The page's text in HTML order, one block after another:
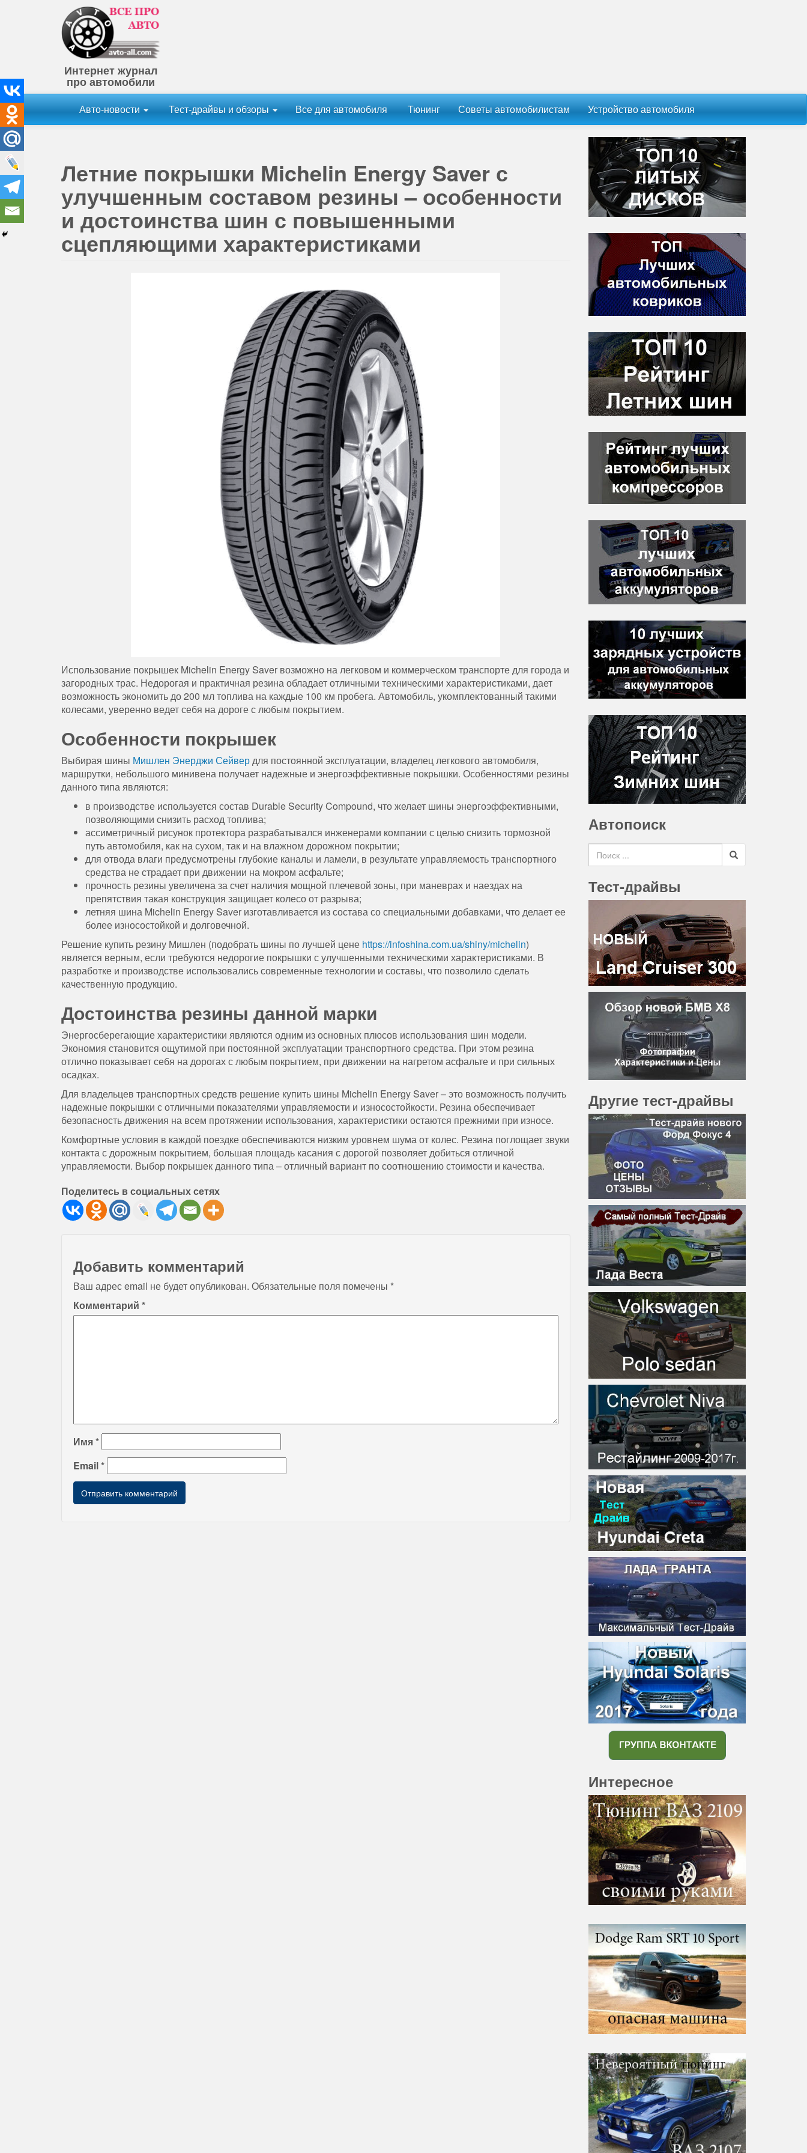
Интернет журнал
про автомобили
Авто-новости Тест-драйвы и обзоры Все для автомобиля Тюнинг Советы автомобилистам Устройство автомобиля
Летние покрышки Michelin Energy Saver с
улучшенным составом резины – особенности
и достоинства шин с повышенными
сцепляющими характеристиками
Использование покрышек Michelin Energy Saver возможно на легковом и коммерческом транспорте для города и
загородных трас. Недорогая и практичная резина обладает отличными техническими характеристиками, дает
возможность экономить до 200 мл топлива на каждые 100 км пробега. Автомобиль, укомплектованный такими
колесами, уверенно ведет себя на дороге с любым покрытием.
Особенности покрышек
Выбирая шины Мишлен Энерджи Сейвердля постоянной эксплуатации, владелец легкового автомобиля,
маршрутки, небольшого минивена получает надежные и энергоэффективные покрышки. Особенностями резины
данного типа являются:
в производстве используется состав Durable Security Compound, что желает шины энергоэффективными,
позволяющими снизить расход топлива;
ассиметричный рисунок протектора разрабатывался инженерами компании с целью снизить тормозной
путь автомобиля, как на сухом, так и на влажном дорожном покрытии;
для отвода влаги предусмотрены глубокие каналы и ламели, в результате управляемость транспортного
средства не страдает при движении на мокром асфальте;
прочность резины увеличена за счет наличия мощной плечевой зоны, при маневрах и наездах на
препятствия такая конструкция защищает колесо от разрыва;
летняя шина Michelin Energy Saver изготавливается из состава со специальными добавками, что делает ее
более износостойкой и долговечной.
Решение купить резину Мишлен (подобрать шины по лучшей цене https://infoshina.com.ua/shiny/michelin)
является верным, если требуются недорогие покрышки с улучшенными техническими характеристиками. В
разработке и производстве использовались современные технологии и составы, что позволило сделать
качественную продукцию.
Достоинства резины данной марки
Энергосберегающие характеристики являются одним из основных плюсов использования шин модели.
Экономия становится ощутимой при постоянной эксплуатации транспортного средства. При этом резина
отлично показывает себя на дорогах с любым покрытием, при движении на нагретом асфальте и при сильных
осадках.
Для владельцев транспортных средств решение купить шины Michelin Energy Saver – это возможность получить
надежные покрышки с отличными показателями управляемости и износостойкости. Резина обеспечивает
безопасность движения на всем протяжении использования, характеристики остаются прежними при износе.
Комфортные условия в каждой поездке обеспечиваются низким уровнем шума от колес. Резина поглощает звуки
контакта с дорожным покрытием, большая площадь касания с дорогой позволяет добиться отличной
управляемости. Выбор покрышек данного типа – отличный вариант по соотношению стоимости и качества.
Поделитесь в социальных сетях
Добавить комментарий
Ваш адрес email не будет опубликован. Обязательные поля помечены *
Комментарий *
Имя*
Email*
Автопоиск
Search for
Тест-драйвы
Другие тест-драйвы
Интересное